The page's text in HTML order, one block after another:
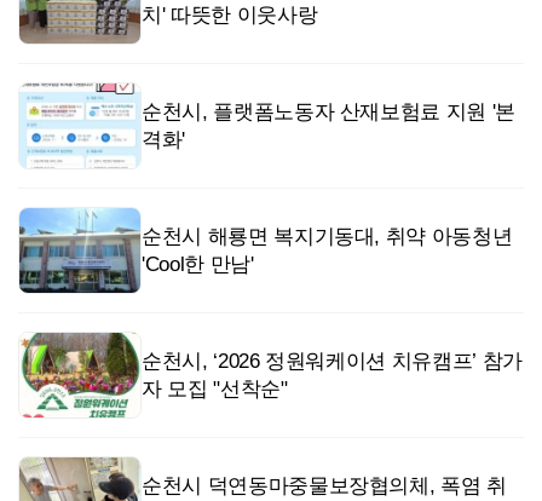
치' 따뜻한 이웃사랑
순천시, 플랫폼노동자 산재보험료 지원 '본
격화'
순천시 해룡면 복지기동대, 취약 아동청년
'Cool한 만남'
순천시, ‘2026 정원워케이션 치유캠프’ 참가
자 모집 "선착순"
순천시 덕연동마중물보장협의체, 폭염 취